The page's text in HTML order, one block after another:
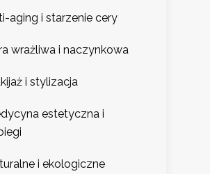
aging i starzenie cery
wrażliwa i naczynkowa
i stylizacja
estetyczna i
i ekologiczne